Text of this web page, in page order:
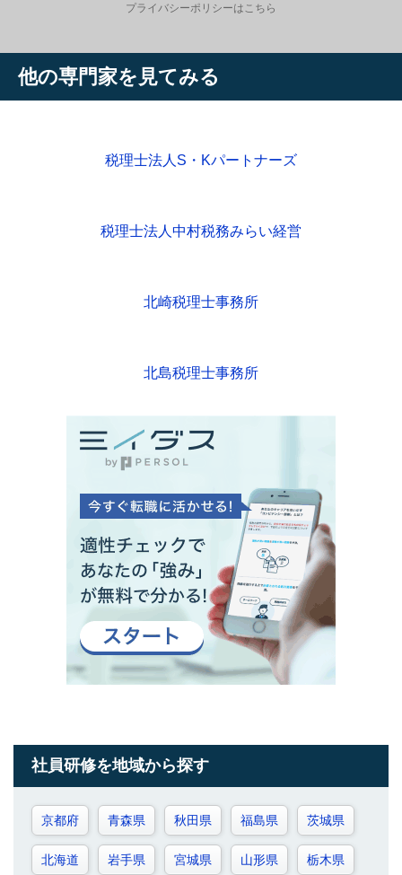
プライバシーポリシーはこちら
他の専門家を見てみる
税理士法人S・Kパートナーズ
税理士法人中村税務みらい経営
北崎税理士事務所
北島税理士事務所
社員研修を地域から探す
京都府 青森県 秋田県 福島県 茨城県
北海道 岩手県 宮城県 山形県 栃木県